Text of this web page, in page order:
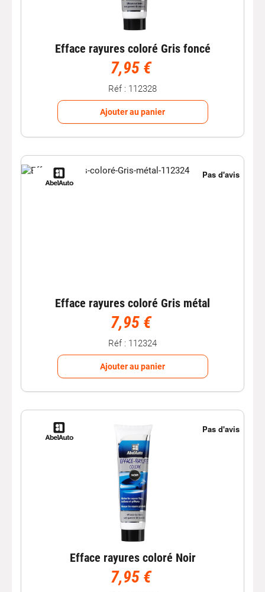
Efface rayures coloré Gris foncé
7,95 €
Réf : 112328
Ajouter au panier
Efface rayures coloré Gris métal
7,95 €
Réf : 112324
Ajouter au panier
Efface rayures coloré Noir
7,95 €